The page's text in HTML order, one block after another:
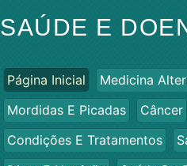
SAÚDE E
Página Inicial
Medicina
Mordidas E Picadas
Câncer
Condições E Tratamentos